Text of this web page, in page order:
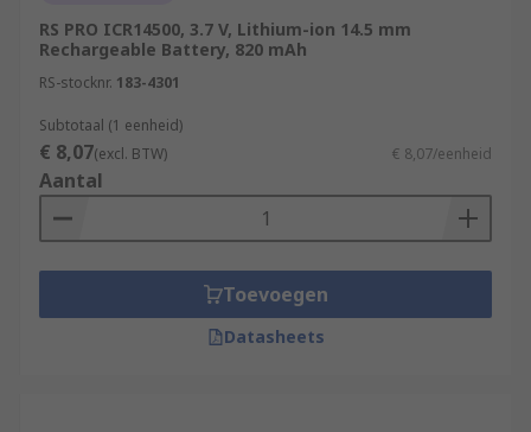
RS PRO ICR14500, 3.7 V, Lithium-ion 14.5 mm
Rechargeable Battery, 820 mAh
RS-stocknr. 183-4301
Subtotaal (1 eenheid)
€ 8,07(excl. BTW) € 8,07/eenheid
Aantal
Toevoegen
Datasheets